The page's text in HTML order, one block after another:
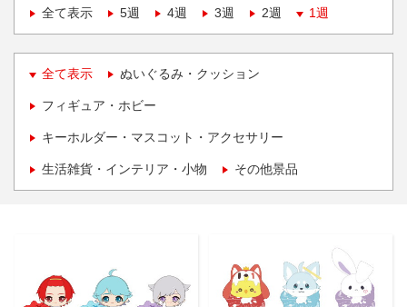
全て表示
5週 4週 3週 2週 1週
全て表示 ぬいぐるみ・クッション
フィギュア・ホビー
キーホルダー・マスコット・アクセサリー
生活雑貨・インテリア・小物 その他景品